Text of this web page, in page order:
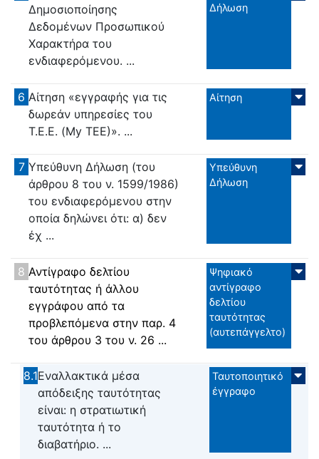
Δημοσιοποίησης
Δεδομένων Προσωπικού
Χαρακτήρα του
ενδιαφερόμενου. ...
Δήλωση
6 Αίτηση «εγγραφής για τις
δωρεάν υπηρεσίες του
Τ.Ε.Ε. (My ΤΕΕ)». ...
Αίτηση
7 Υπεύθυνη Δήλωση (του
άρθρου 8 του ν. 1599/1986)
του ενδιαφερόμενου στην
οποία δηλώνει ότι: α) δεν
έχ ...
Υπεύθυνη
Δήλωση
8 Αντίγραφο δελτίου
ταυτότητας ή άλλου
εγγράφου από τα
προβλεπόμενα στην παρ. 4
του άρθρου 3 του ν. 26 ...
Ψηφιακό
αντίγραφο
δελτίου
ταυτότητας
(αυτεπάγγελτο)
8.1Εναλλακτικά μέσα
απόδειξης ταυτότητας
είναι: η στρατιωτική
ταυτότητα ή το
διαβατήριο. ...
Ταυτοποιητικό
έγγραφο